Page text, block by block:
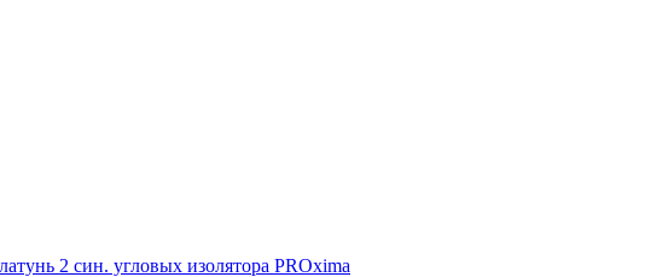
2 син. угловых изолятора PROxima